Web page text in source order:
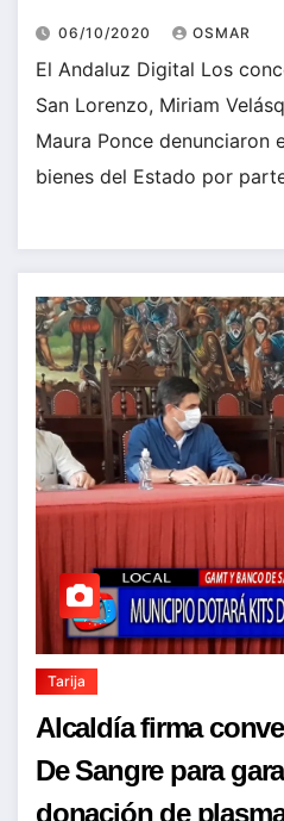
06/10/2020 OSMAR
El Andaluz Digital Los
San Lorenzo, Miriam
Maura Ponce denunciaron
bienes del Estado por
Tarija
Alcaldía firma
De Sangre para
donación de